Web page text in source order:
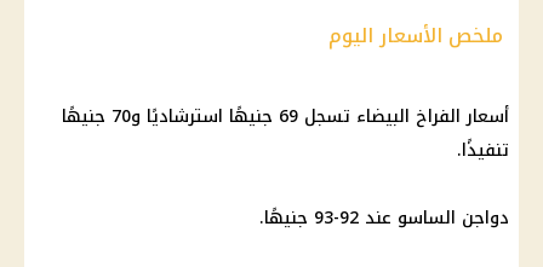
ملخص الأسعار اليوم
أسعار الفراخ البيضاء
تسجل 69 جنيهًا استرشاديًا و70 جنيهًا
تنفيذًا.
دواجن الساسو عند 92-93 جنيهًا.